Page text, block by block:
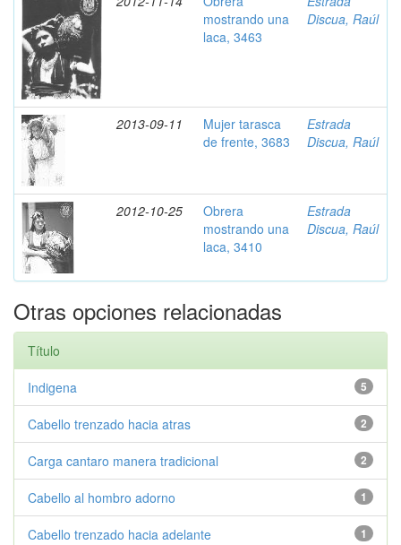
mostrando una
laca, 3463
Discua, Raúl
2013-09-11
Mujer tarasca
de frente, 3683
Estrada
Discua, Raúl
2012-10-25
Obrera
mostrando una
laca, 3410
Estrada
Discua, Raúl
Otras opciones relacionadas
Título
5
Indigena
2
Cabello trenzado hacia atras
2
Carga cantaro manera tradicional
1
Cabello al hombro adorno
1
Cabello trenzado hacia adelante